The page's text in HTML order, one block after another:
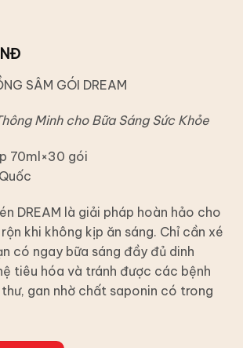
SÂM GÓI DREAM
Minh cho Bữa Sáng Sức Khỏe
70ml×30 gói
DREAM là giải pháp hoàn hảo cho
khi không kịp ăn sáng. Chỉ cần xé
có ngay bữa sáng đầy đủ dinh
tiêu hóa và tránh được các bệnh
gan nhờ chất saponin có trong